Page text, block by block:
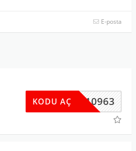
E-posta
60710963
KODU AÇ